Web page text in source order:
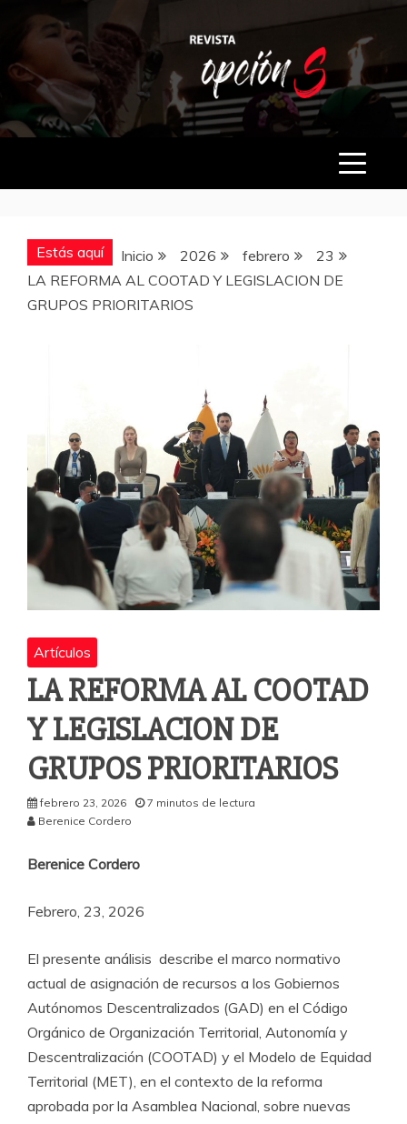
Saltar
contenido
OPCIÓN S
Estás aquí Inicio 2026 febrero
23
LA REFORMA AL COOTAD Y LEGISLACION DE
GRUPOS PRIORITARIOS
Artículos
LA REFORMA AL COOTAD
Y LEGISLACION DE
GRUPOS PRIORITARIOS
febrero 23, 2026
7 minutos de lectura
Berenice Cordero
Berenice Cordero
Febrero, 23, 2026
El presente análisis describe el marco normativo
actual de asignación de recursos a los Gobiernos
Autónomos Descentralizados (GAD) en el Código
Orgánico de Organización Territorial, Autonomía y
Descentralización (COOTAD) y el Modelo de Equidad
Territorial (MET), en el contexto de la reforma
aprobada por la Asamblea Nacional, sobre nuevas